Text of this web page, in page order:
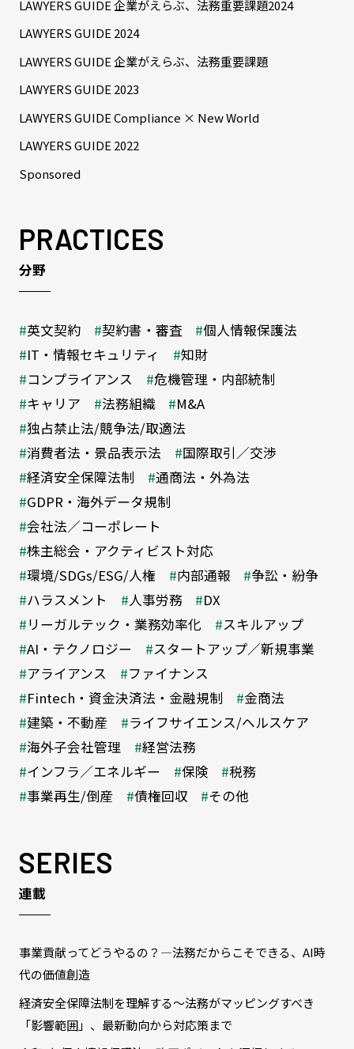
LAWYERS GUIDE 企業がえらぶ、法務重要課題2024
LAWYERS GUIDE 2024
LAWYERS GUIDE 企業がえらぶ、法務重要課題
LAWYERS GUIDE 2023
LAWYERS GUIDE Compliance × New World
LAWYERS GUIDE 2022
Sponsored
PRACTICES
分野
英文契約 契約書・審査
個人情報保護法
IT・情報セキュリティ
知財
コンプライアンス
危機管理・内部統制
キャリア
法務組織
M&A
独占禁止法/競争法/取適法
消費者法・景品表示法
国際取引／交渉
経済安全保障法制
通商法・外為法
GDPR・海外データ規制
会社法／コーポレート
株主総会・アクティビスト対応
環境/SDGs/ESG/人権
内部通報
争訟・紛争
ハラスメント
人事労務
DX
リーガルテック・業務効率化
スキルアップ
AI・テクノロジー
スタートアップ／新規事業
アライアンス
ファイナンス
Fintech・資金決済法・金融規制
金商法
建築・不動産
ライフサイエンス/ヘルスケア
海外子会社管理
経営法務
インフラ／エネルギー
保険
税務
事業再生/倒産
債権回収 その他
SERIES
連載
事業貢献ってどうやるの？―法務だからこそできる、AI時
代の価値創造
経済安全保障法制を理解する～法務がマッピングすべき
「影響範囲」、最新動向から対応策まで